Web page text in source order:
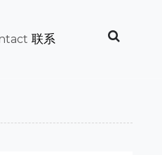
联系